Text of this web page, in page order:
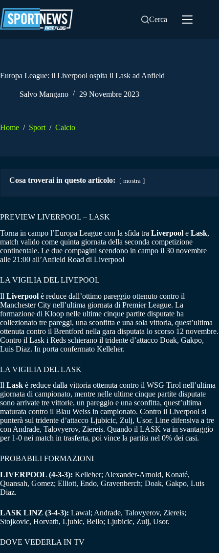
al
contenuto
Cerca
Europa League: il Liverpool ospita il Lask ad Anfield
Salvo Mangano 29 Novembre 2023
Home / Sport / Calcio
Cosa troverai in questo articolo: mostra
PREVIEW LIVERPOOL – LASK
Torna in campo l’Europa League con la sfida tra Liverpool e Lask,
match valido come quinta giornata della seconda competizione
continentale. Le due compagini scendono in campo il 30 novembre
alle 21:00 all’Anfield Road di Liverpool
LA VIGILIA DEL LIVEPOOL
Il Liverpool è reduce dall’ottimo pareggio ottenuto contro il
Manchester City nell’ultima giornata di Premier League. La
formazione di Kloop nelle ultime cinque partite disputate ha
collezionato tre pareggi, una sconfitta e una sola vittoria, quest’ultima
ottenuta contro il Brentford nella gara disputata lo scorso 12 novembre.
Contro il Lask i Reds schierano il tridente d’attacco Doak, Gakpo,
Luis Diaz. In porta confermato Kelleher.
LA VIGILIA DEL LASK
Il Lask è reduce dalla vittoria ottenuta contro il WSG Tirol nell’ultima
giornata di campionato, mentre nelle ultime cinque partite disputate
sono arrivate tre vittorie, un pareggio e una sconfitta, quest’ultima
maturata contro il Blau Weiss in campionato. Contro il Liverpool si
punterà sul tridente d’attacco Ljubicic, Zulj, Usor. Line difensiva a tre
con Andrade, Talovyerov, Ziereis. Quando il LASK va in svantaggio
per 1-0 nei match in trasferta, poi vince la partita nel 0% dei casi.
PROBABILI FORMAZIONI
LIVERPOOL (4-3-3): Kelleher; Alexander-Arnold, Konaté,
Quansah, Gomez; Elliott, Endo, Gravenberch; Doak, Gakpo, Luis
Diaz.
LASK LINZ (3-4-3): Lawal; Andrade, Talovyerov, Ziereis;
Stojkovic, Horvath, Ljubic, Bello; Ljubicic, Zulj, Usor.
DOVE VEDERLA IN TV